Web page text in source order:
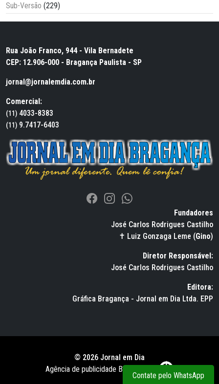
Sub-Versão (229)
Rua João Franco, 944 - Vila Bernadete
CEP: 12.906-000 - Bragança Paulista - SP
jornal@jornalemdia.com.br
Comercial:
(11) 4033-8383
(11) 9.7417-6403
Fundadores
José Carlos Rodrigues Castilho
✝ Luiz Gonzaga Leme (Gino)
Diretor Responsável:
José Carlos Rodrigues Castilho
Editora:
Gráfica Bragança - Jornal em Dia Ltda. EPP
© 2026 Jornal em Dia
Agência de publicidade BWS RUSSO
Contate pelo WhatsApp